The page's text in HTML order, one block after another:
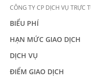
CÔNG TY CP DỊCH VỤ TRỰC
BIỂU PHÍ
HẠN MỨC GIAO DỊCH
DỊCH VỤ
ĐIỂM GIAO DỊCH